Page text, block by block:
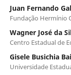
Juan Fernando
Fundação Hermínio
Wagner José da
Centro Estadual de
Gisele Busichia
Universidade